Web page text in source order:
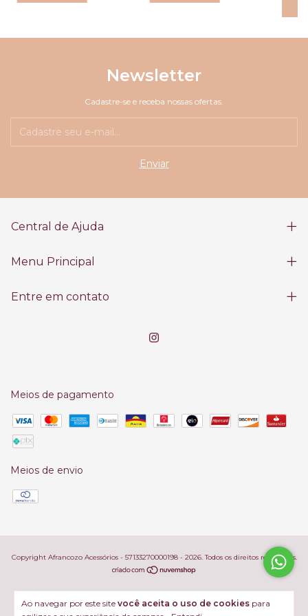
Ao navegar por este site você aceita o uso de cookies para
Newsletter
Cadastre-se e receba nossas ofertas.
Central de Ajuda
Menu Principal
Entre em contato
Meios de pagamento
Meios de envio
Copyright Afrancozo Acessórios - 57133270000198 - 2026. Todos os direitos reservados.